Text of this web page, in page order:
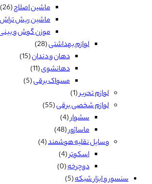
ماشین اصلاح(26)
ماشین ریش تراش
موزن گوش و
لوازم بهداشتی(28)
دهان و دندان(15)
دهانشوی(11)
مسواک برقی(5)
لوازم تحریر(1)
لوازم شخصی برقی(55)
سشوار(4)
ماساژور(48)
وسایل نقلیه هوشمند(4)
اسکوتر(4)
دوچرخه(0)
سنسور و ابزار شبکه(5)